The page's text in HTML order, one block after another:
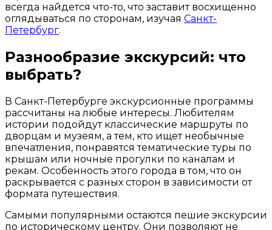
всегда найдется что-то, что заставит восхищенно
оглядываться по сторонам, изучая Санкт-
Петербург.
Разнообразие экскурсий: что
выбрать?
В Санкт-Петербурге экскурсионные программы
рассчитаны на любые интересы. Любителям
истории подойдут классические маршруты по
дворцам и музеям, а тем, кто ищет необычные
впечатления, понравятся тематические туры по
крышам или ночные прогулки по каналам и
рекам. Особенность этого города в том, что он
раскрывается с разных сторон в зависимости от
формата путешествия.
Самыми популярными остаются пешие экскурсии
по историческому центру. Они позволяют не